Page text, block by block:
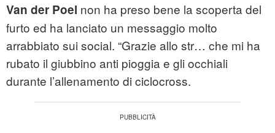
Van der Poel non ha preso bene la scoperta del
furto ed ha lanciato un messaggio molto
arrabbiato sui social. “Grazie allo str… che mi ha
rubato il giubbino anti pioggia e gli occhiali
durante l’allenamento di ciclocross.